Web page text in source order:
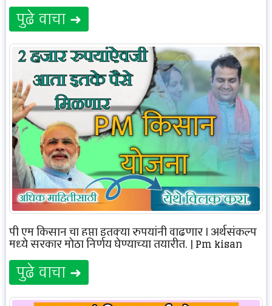
पुढे वाचा ➜
पी एम किसान चा हप्ता इतक्या रुपयांनी वाढणार | अर्थसंकल्प
मध्ये सरकार मोठा निर्णय घेण्याच्या तयारीत. | Pm kisan
पुढे वाचा ➜